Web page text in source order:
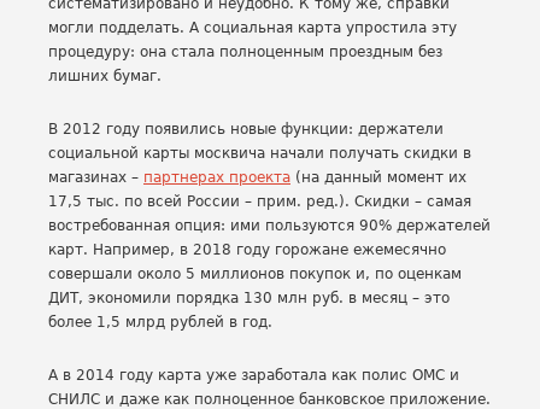
систематизировано и неудобно. К тому же, справки
могли подделать. А социальная карта упростила эту
процедуру: она стала полноценным проездным без
лишних бумаг.
В 2012 году появились новые функции: держатели
социальной карты москвича начали получать скидки в
магазинах – партнерах проекта (на данный момент их
17,5 тыс. по всей России – прим. ред.). Скидки – самая
востребованная опция: ими пользуются 90% держателей
карт. Например, в 2018 году горожане ежемесячно
совершали около 5 миллионов покупок и, по оценкам
ДИТ, экономили порядка 130 млн руб. в месяц – это
более 1,5 млрд рублей в год.
А в 2014 году карта уже заработала как полис ОМС и
СНИЛС и даже как полноценное банковское приложение.